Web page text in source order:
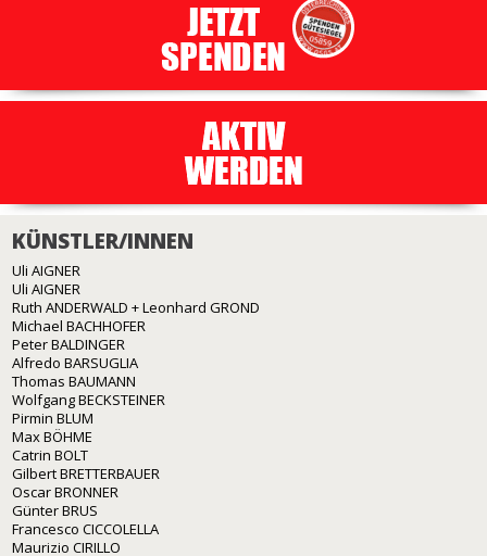
KÜNSTLER/INNEN
Uli AIGNER
Uli AIGNER
Ruth ANDERWALD + Leonhard GROND
Michael BACHHOFER
Peter BALDINGER
Alfredo BARSUGLIA
Thomas BAUMANN
Wolfgang BECKSTEINER
Pirmin BLUM
Max BÖHME
Catrin BOLT
Gilbert BRETTERBAUER
Oscar BRONNER
Günter BRUS
Francesco CICCOLELLA
Maurizio CIRILLO